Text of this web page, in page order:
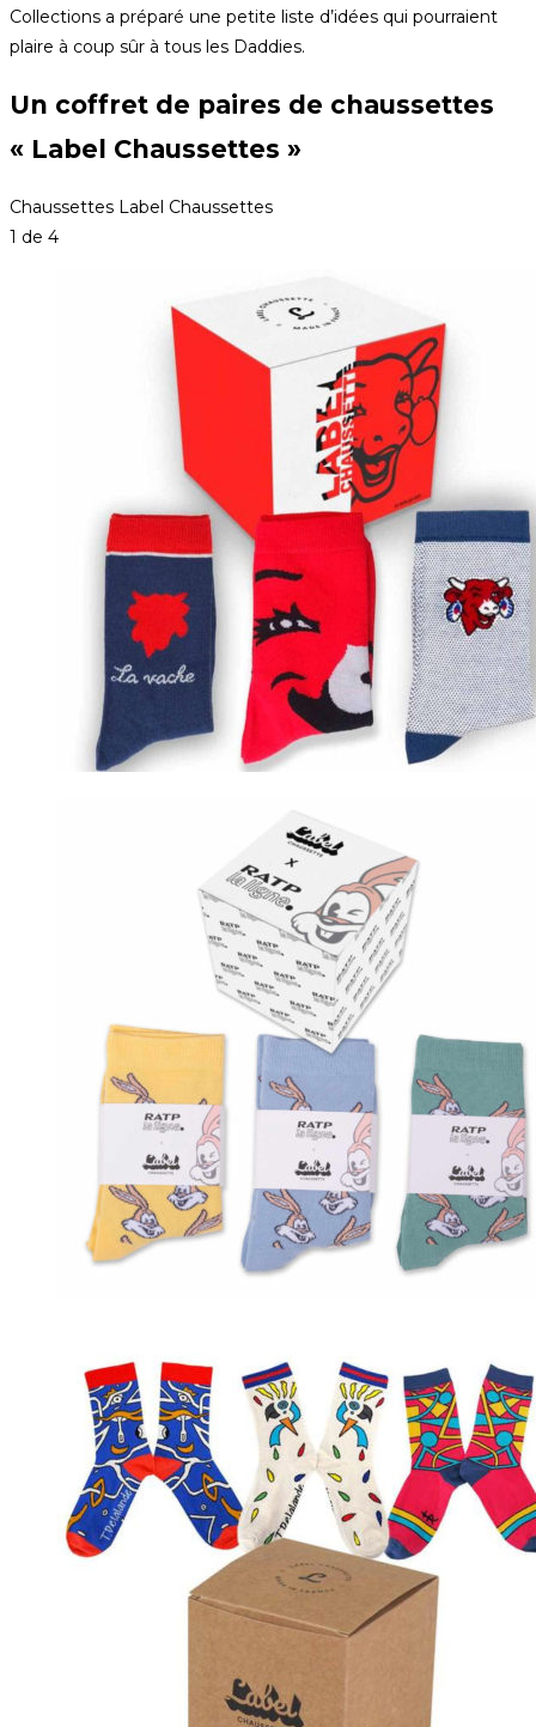
Collections a préparé une petite liste d’idées qui pourraient
plaire à coup sûr à tous les Daddies.
Un coffret de paires de chaussettes
« Label Chaussettes »
Chaussettes Label Chaussettes
1 de 4